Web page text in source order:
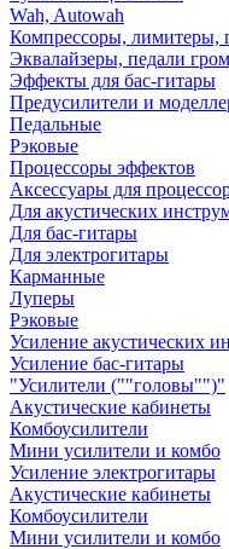
Wah, Autowah
Компрессоры, лимитеры,
Эквалайзеры, педали
Эффекты для бас-гитары
Предусилители и
Педальные
Рэковые
Процессоры эффектов
Аксессуары для
Для акустических
Для бас-гитары
Для электрогитары
Карманные
Луперы
Рэковые
Усиление акустических
Усиление бас-гитары
"Усилители (""головы"")"
Акустические кабинеты
Комбоусилители
Мини усилители и комбо
Усиление электрогитары
Акустические кабинеты
Комбоусилители
Мини усилители и комбо